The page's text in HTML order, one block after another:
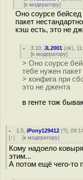
[к модератору]
Оно соурсе бейсед
пакет
кэш есть, это не
3.10 ,JL2001 (ok),
[к модератору]
> Оно соурсе
тебе нужен
> конфига при
это не джента
в генте тож
1.5 ,iPony129412 (?),
[↑] [к модератору]
Кому надоело
этим...
А потом ещё чего-то